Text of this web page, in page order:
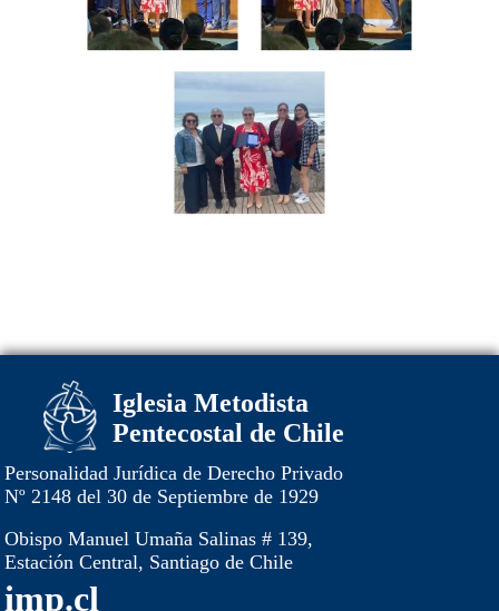
Iglesia Metodista
Pentecostal de Chile
Personalidad Jurídica de Derecho Privado
Nº 2148 del 30 de Septiembre de 1929
Obispo Manuel Umaña Salinas # 139,
Estación Central, Santiago de Chile
imp.cl